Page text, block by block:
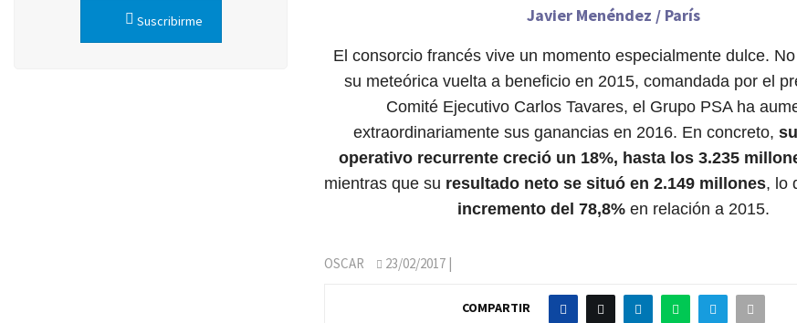
Javier Menéndez / París
El consorcio francés vive un momento especialmente dulce.
su meteórica vuelta a beneficio en 2015, comandada por el
Comité Ejecutivo Carlos Tavares, el Grupo PSA ha
extraordinariamente sus ganancias en 2016. En concreto,
operativo recurrente creció un 18%, hasta los 3.235
mientras que su resultado neto se situó en 2.149 millones, lo
incremento del 78,8% en relación a 2015.
OSCAR 23/02/2017 |
COMPARTIR
Suscribirme